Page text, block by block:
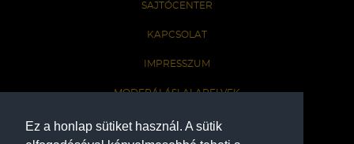
Ez a honlap sütiket használ. A sütik
SAJTÓCENTER
KAPCSOLAT
IMPRESSZUM
MODERÁLÁSI ALAPELVEK
HONLAP ADATKEZELÉSI TÁJÉKOZTATÓ